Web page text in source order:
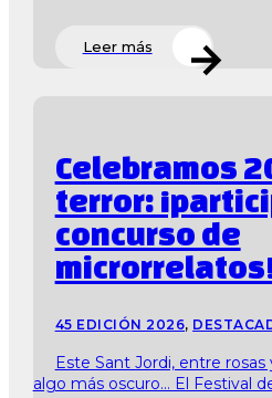
Leer más
Celebramos
terror:
concurso de
45 EDICIÓN 2026,
Este Sant Jordi, entre rosas
algo más oscuro… El Festival